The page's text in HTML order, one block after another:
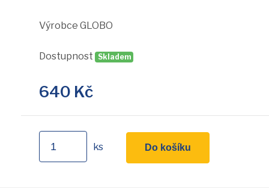
Výrobce GLOBO
Dostupnost Skladem
640 Kč
ks Do košíku